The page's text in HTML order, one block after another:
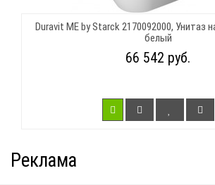
Duravit ME by Starck 2170092000, Унитаз
белый
66 542 руб.
Реклама